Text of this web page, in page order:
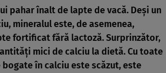
pahar înalt de lapte de vacă. Deși un
mineralul este, de asemenea,
fortificat fără lactoză. Surprinzător,
mici de calciu la dietă. Cu toate
în calciu este scăzut, este